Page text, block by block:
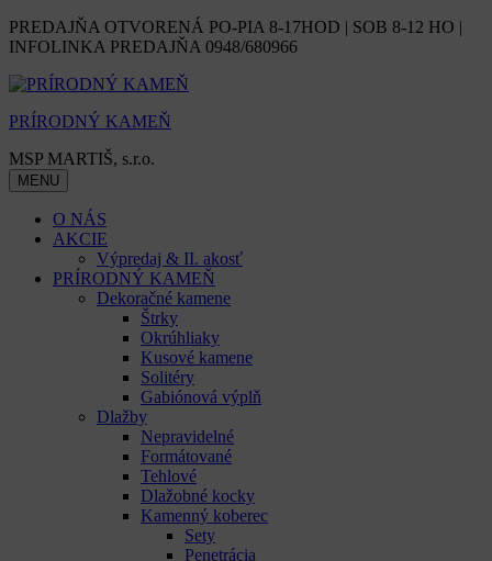
Skip
to
PREDAJŇA OTVORENÁ PO-PIA 8-17HOD | SOB 8-12 HO |
INFOLINKA PREDAJŇA 0948/680966
PRÍRODNÝ KAMEŇ
MSP MARTIŠ, s.r.o.
MENU
O NÁS
AKCIE
Výpredaj & II. akosť
PRÍRODNÝ KAMEŇ
Dekoračné kamene
Štrky
Okrúhliaky
Kusové kamene
Solitéry
Gabiónová výplň
Dlažby
Nepravidelné
Formátované
Tehlové
Dlažobné kocky
Kamenný koberec
Sety
Penetrácia